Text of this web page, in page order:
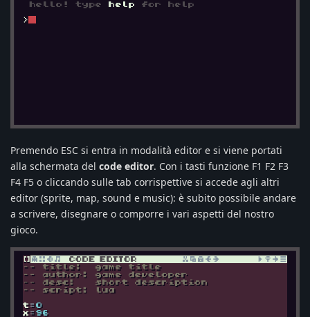
Premendo ESC si entra in modalità editor e si viene portati
alla schermata del code editor. Con i tasti funzione F1 F2 F3
F4 F5 o cliccando sulle tab corrispettive si accede agli altri
editor (sprite, map, sound e music): è subito possibile andare
a scrivere, disegnare o comporre i vari aspetti del nostro
gioco.